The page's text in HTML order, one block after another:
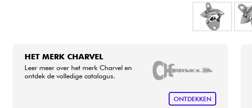
HET MERK CHARVEL
Leer meer over het merk Charvel en
ontdek de volledige catalogus.
ONTDEKKEN